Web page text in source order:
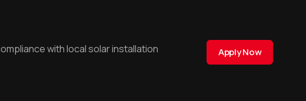
with local solar installation
Apply Now